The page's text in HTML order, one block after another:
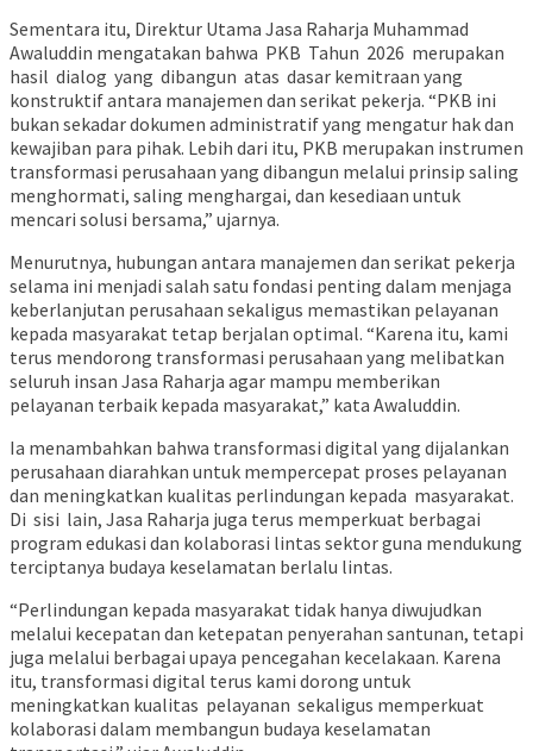
Sementara itu, Direktur Utama Jasa Raharja Muhammad
Awaluddin mengatakan bahwa PKB Tahun 2026 merupakan
hasil dialog yang dibangun atas dasar kemitraan yang
konstruktif antara manajemen dan serikat pekerja. “PKB ini
bukan sekadar dokumen administratif yang mengatur hak dan
kewajiban para pihak. Lebih dari itu, PKB merupakan instrumen
transformasi perusahaan yang dibangun melalui prinsip saling
menghormati, saling menghargai, dan kesediaan untuk
mencari solusi bersama,” ujarnya.
Menurutnya, hubungan antara manajemen dan serikat pekerja
selama ini menjadi salah satu fondasi penting dalam menjaga
keberlanjutan perusahaan sekaligus memastikan pelayanan
kepada masyarakat tetap berjalan optimal. “Karena itu, kami
terus mendorong transformasi perusahaan yang melibatkan
seluruh insan Jasa Raharja agar mampu memberikan
pelayanan terbaik kepada masyarakat,” kata Awaluddin.
Ia menambahkan bahwa transformasi digital yang dijalankan
perusahaan diarahkan untuk mempercepat proses pelayanan
dan meningkatkan kualitas perlindungan kepada masyarakat.
Di sisi lain, Jasa Raharja juga terus memperkuat berbagai
program edukasi dan kolaborasi lintas sektor guna mendukung
terciptanya budaya keselamatan berlalu lintas.
“Perlindungan kepada masyarakat tidak hanya diwujudkan
melalui kecepatan dan ketepatan penyerahan santunan, tetapi
juga melalui berbagai upaya pencegahan kecelakaan. Karena
itu, transformasi digital terus kami dorong untuk
meningkatkan kualitas pelayanan sekaligus memperkuat
kolaborasi dalam membangun budaya keselamatan